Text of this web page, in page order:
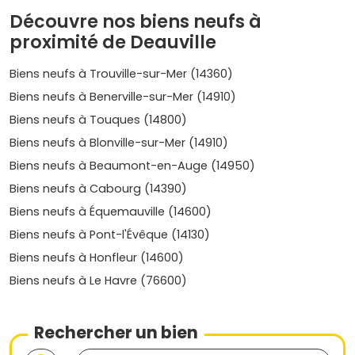
: le cœur battant de
Deauville, proche desPlanches, de la mer et des
boutiques. Idéal pour du haut de gamme et la
500 à 12 500 €/m², avec des pointes possibles au-
delà selon la vue mer et la résidence.
marina, vues dégagées, résidences contemporaines
avec services.Prix moyen neuf: autour de
500 €/m².
: à 5 min de Deauville, cadre
verdoyant avec golf et hippodrome, plus accessible
pour vivre à l'année.Prix moyen neuf
Touques : pratique, commerces, accès rapide aux
deux stations (Deauville et Trouville). Bon compromis
budget/emplacement.Prix moyen neuf
balnéaire, marché vivant, plage étendue.
neuf: souvent entre6 500 et 9 500 €/m²
Découvre nos biens neufs à
proximité de Deauville
Biens neufs à Trouville-sur-Mer (14360)
Biens neufs à Benerville-sur-Mer (14910)
Biens neufs à Touques (14800)
Biens neufs à Blonville-sur-Mer (14910)
Biens neufs à Beaumont-en-Auge (14950)
Biens neufs à Cabourg (14390)
Biens neufs à Équemauville (14600)
Biens neufs à Pont-l'Évêque (14130)
Biens neufs à Honfleur (14600)
Biens neufs à Le Havre (76600)
Rechercher un bien